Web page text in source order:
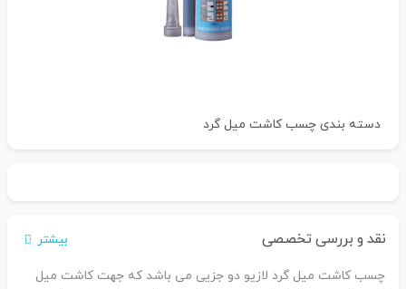
دسته بندیچسب کاشت میل گرد
نقد و بررسی تخصصی بیشتر
چسب کاشت میل گرد لازیو دو جزیی می باشد که جهت کاشت میل